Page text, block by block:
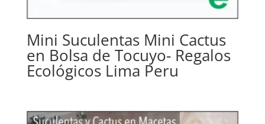
Mini Suculentas Mini Cactus
en Bolsa de Tocuyo- Regalos
Ecológicos Lima Peru